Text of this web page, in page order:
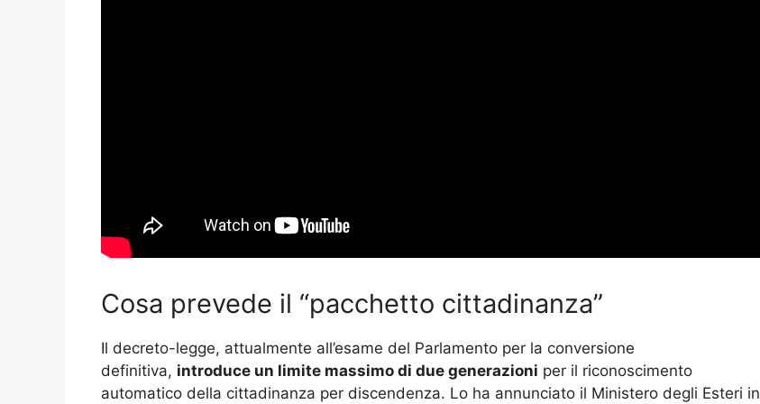
Cosa prevede il “pacchetto cittadinanza”
Il decreto-legge, attualmente all’esame del Parlamento per la conversione
definitiva, introduce un limite massimo di due generazioni per il riconoscimento
automatico della cittadinanza per discendenza. Lo ha annunciato il Ministero degli Esteri in